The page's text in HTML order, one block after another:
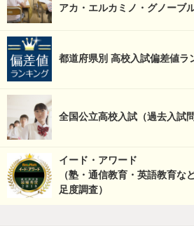
アカ・エルカミノ・グノーブ
都道府県別 高校入試偏差値ラ
全国公立高校入試（過去入試
イード・アワード
（塾・通信教育・英語教育な
足度調査）